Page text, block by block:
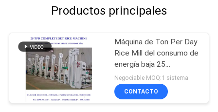
Productos principales
Máquina de Ton Per Day
Rice Mill del consumo de
energía baja 25
completamente
automática
Negociable MOQ:1 sistema
CONTACTO